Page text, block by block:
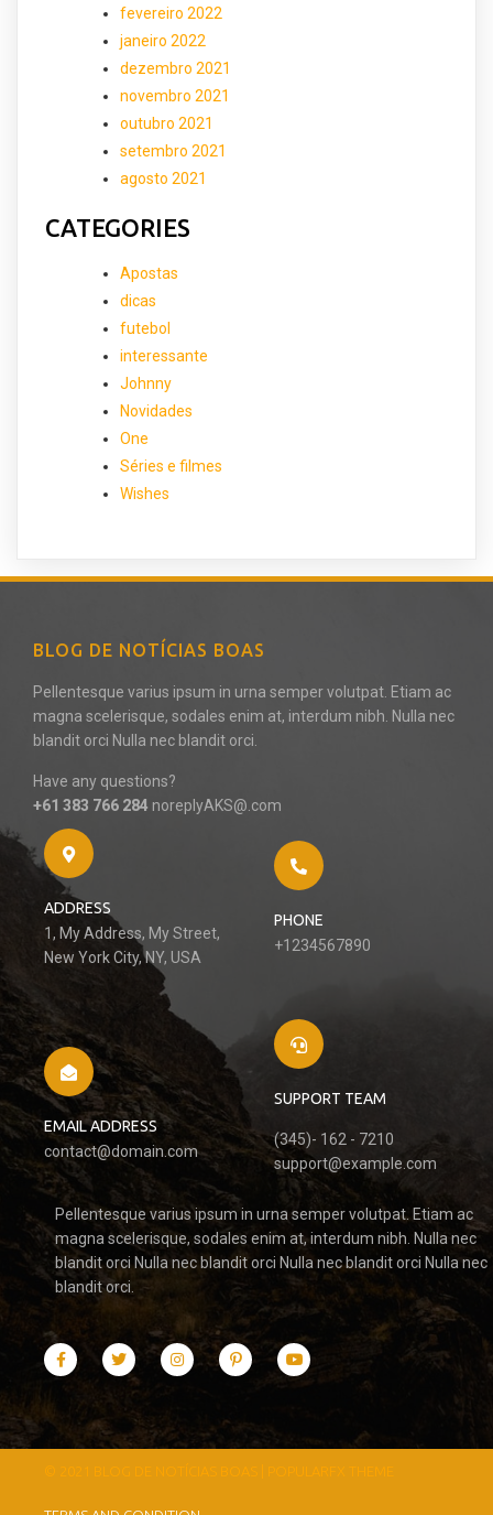
fevereiro 2022
janeiro 2022
dezembro 2021
novembro 2021
outubro 2021
setembro 2021
agosto 2021
CATEGORIES
Apostas
dicas
futebol
interessante
Johnny
Novidades
One
Séries e filmes
Wishes
BLOG DE NOTÍCIAS BOAS
Pellentesque varius ipsum in urna semper volutpat. Etiam ac
magna scelerisque, sodales enim at, interdum nibh. Nulla nec
blandit orci Nulla nec blandit orci.
Have any questions?
+61 383 766 284 noreplyAKS@.com
ADDRESS
1, My Address, My Street,
New York City, NY, USA
PHONE
+1234567890
EMAIL ADDRESS
contact@domain.com
SUPPORT TEAM
(345)- 162 - 7210
support@example.com
Pellentesque varius ipsum in urna semper volutpat. Etiam ac
magna scelerisque, sodales enim at, interdum nibh. Nulla nec
blandit orci Nulla nec blandit orci Nulla nec blandit orci Nulla nec
blandit orci.
© 2021 BLOG DE NOTÍCIAS BOAS | POPULARFX THEME